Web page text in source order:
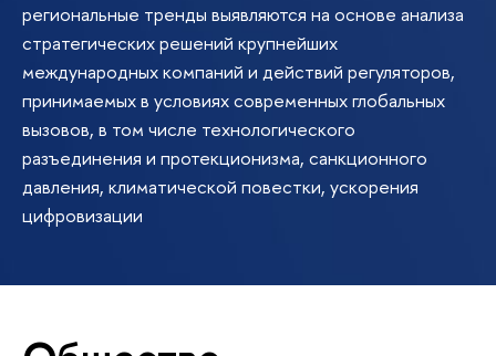
региональные тренды выявляются на основе анализа
стратегических решений крупнейших
международных компаний и действий регуляторов,
принимаемых в условиях современных глобальных
вызовов, в том числе технологического
разъединения и протекционизма, санкционного
давления, климатической повестки, ускорения
цифровизации